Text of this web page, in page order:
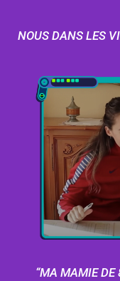
NOUS DANS LES
“MA MAMIE DE